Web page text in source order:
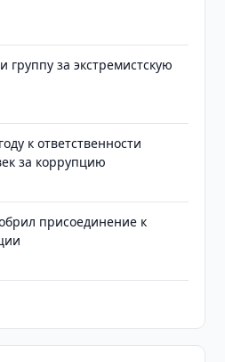
группу за экстремистскую
к ответственности
за коррупцию
присоединение к